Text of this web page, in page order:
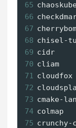
65
66
67
68
69 cidr
70 cliam
71
72
73
74
75